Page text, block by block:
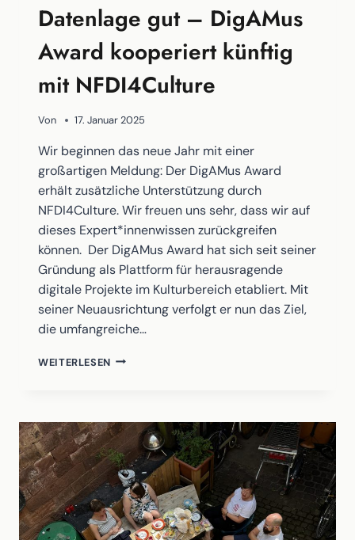
Datenlage gut – DigAMus
Award kooperiert künftig
mit NFDI4Culture
Von 17. Januar 2025
Wir beginnen das neue Jahr mit einer
großartigen Meldung: Der DigAMus Award
erhält zusätzliche Unterstützung durch
NFDI4Culture. Wir freuen uns sehr, dass wir auf
dieses Expert*innenwissen zurückgreifen
können. Der DigAMus Award hat sich seit seiner
Gründung als Plattform für herausragende
digitale Projekte im Kulturbereich etabliert. Mit
seiner Neuausrichtung verfolgt er nun das Ziel,
die umfangreiche…
WEITERLESEN DATENLAGE
AWARD
KOOPERIERT
KÜNFTIG
MIT
NFDI4CULTURE